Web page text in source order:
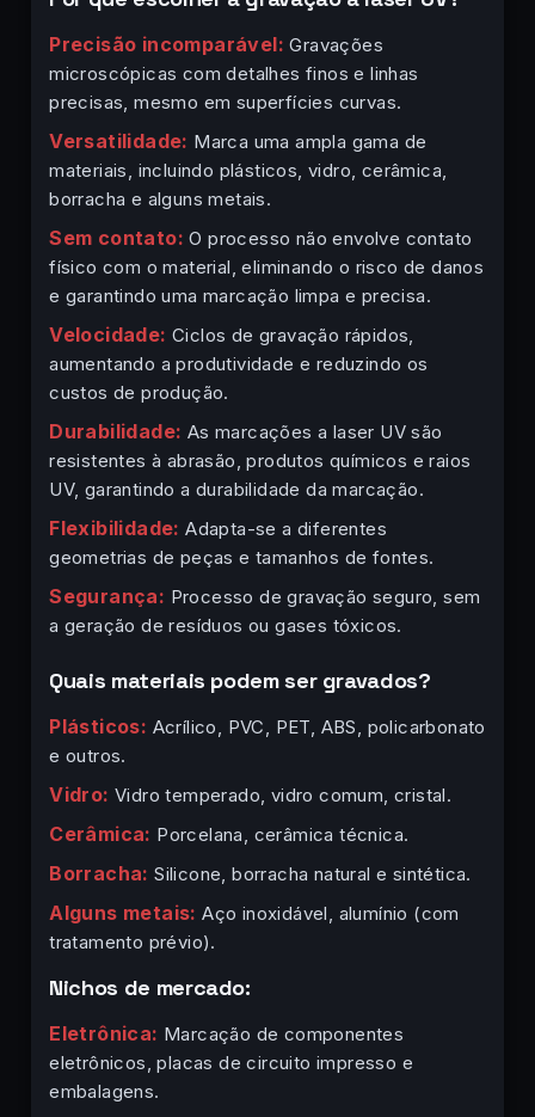
Precisão incomparável: Gravações
microscópicas com detalhes finos e linhas
precisas, mesmo em superfícies curvas.
Versatilidade: Marca uma ampla gama de
materiais, incluindo plásticos, vidro, cerâmica,
borracha e alguns metais.
Sem contato: O processo não envolve contato
físico com o material, eliminando o risco de danos
e garantindo uma marcação limpa e precisa.
Velocidade: Ciclos de gravação rápidos,
aumentando a produtividade e reduzindo os
custos de produção.
Durabilidade: As marcações a laser UV são
resistentes à abrasão, produtos químicos e raios
UV, garantindo a durabilidade da marcação.
Flexibilidade: Adapta-se a diferentes
geometrias de peças e tamanhos de fontes.
Segurança: Processo de gravação seguro, sem
a geração de resíduos ou gases tóxicos.
Quais materiais podem ser gravados?
Plásticos: Acrílico, PVC, PET, ABS, policarbonato
e outros.
Vidro: Vidro temperado, vidro comum, cristal.
Cerâmica: Porcelana, cerâmica técnica.
Borracha: Silicone, borracha natural e sintética.
Alguns metais: Aço inoxidável, alumínio (com
tratamento prévio).
Nichos de mercado:
Eletrônica: Marcação de componentes
eletrônicos, placas de circuito impresso e
embalagens.